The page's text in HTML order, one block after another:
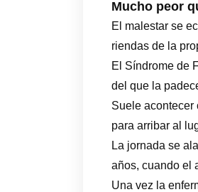
Mucho peor
El malestar se
riendas de la
El Síndrome de
del que la
Suele acontecer
para arribar al
La jornada se
años, cuando el
Una vez la